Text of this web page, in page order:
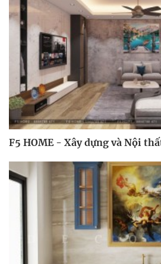
F5 HOME - Xây dựng và Nội